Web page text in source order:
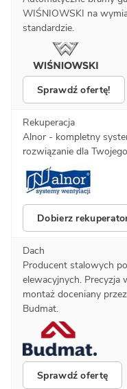
WIŚNIOWSKI na
standardzie.
Sprawdź ofertę!
Rekuperacja
Alnor - kompletny
rozwiązanie dla
Dobierz
Dach
Producent stalowych
elewacyjnych. Precyzja
montaż doceniany
Budmat.
Sprawdź ofertę